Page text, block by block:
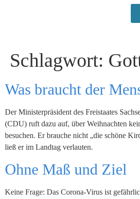
Schlagwort:
Was braucht der
Der Ministerpräsident des Freistaates
(CDU) ruft dazu auf, über Weihnachten
besuchen. Er brauche nicht „die schöne
ließ er im Landtag verlauten.
Ohne Maß und Ziel
Keine Frage: Das Corona-Virus ist